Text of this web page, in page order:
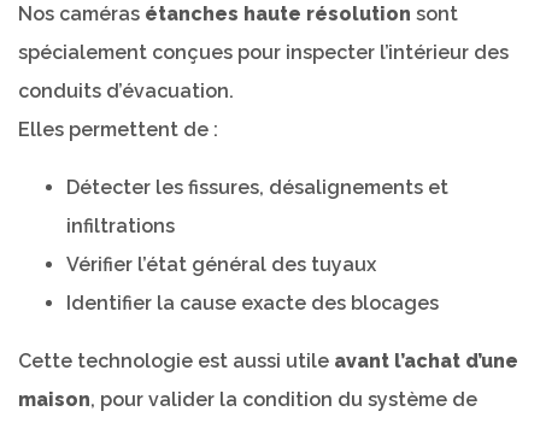
Nos caméras étanches haute résolution sont
spécialement conçues pour inspecter l’intérieur des
conduits d’évacuation.
Elles permettent de :
Détecter les fissures, désalignements et
infiltrations
Vérifier l’état général des tuyaux
Identifier la cause exacte des blocages
Cette technologie est aussi utile avant l’achat d’une
maison, pour valider la condition du système de